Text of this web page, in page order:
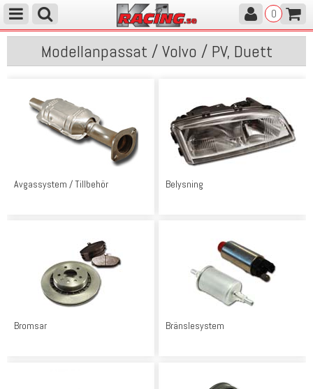
0
Modellanpassat / Volvo / PV, Duett
Avgassystem / Tillbehör Belysning
Bromsar Bränslesystem